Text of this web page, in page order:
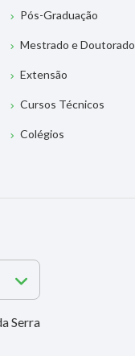
Pós-Graduação
Mestrado e Doutorado
Extensão
Cursos Técnicos
Colégios
Serra